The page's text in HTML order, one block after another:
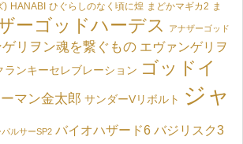
) HANABI ひぐらしのなく頃に煌 まどかマギカ2 ま
ーゴッドハーデス アナザーゴッド
リヲン魂を繋ぐもの エヴァンゲリヲ
ランキーセレブレーション ゴッドイ
マン金太郎 サンダーVリボルト
ジャ
パルサーSP2 バイオハザード6 バジリスク3